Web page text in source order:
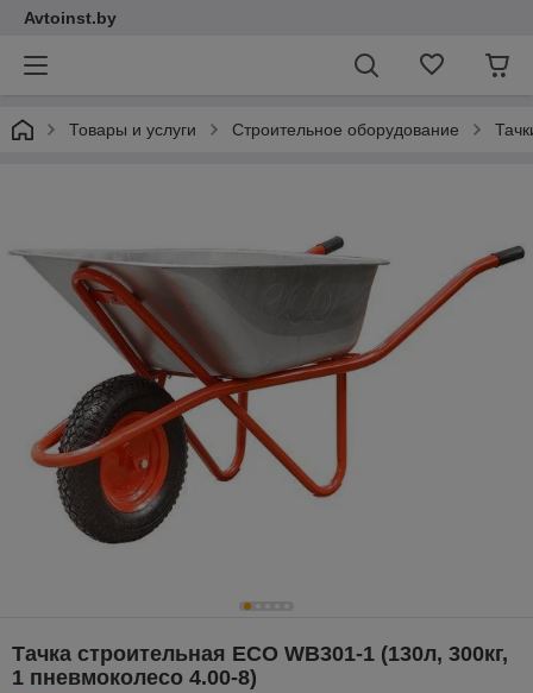
Avtoinst.by
Товары и услуги Строительное оборудование
Тачка строительная ECO WB301-1 (130л, 300кг,
1 пневмоколесо 4.00-8)